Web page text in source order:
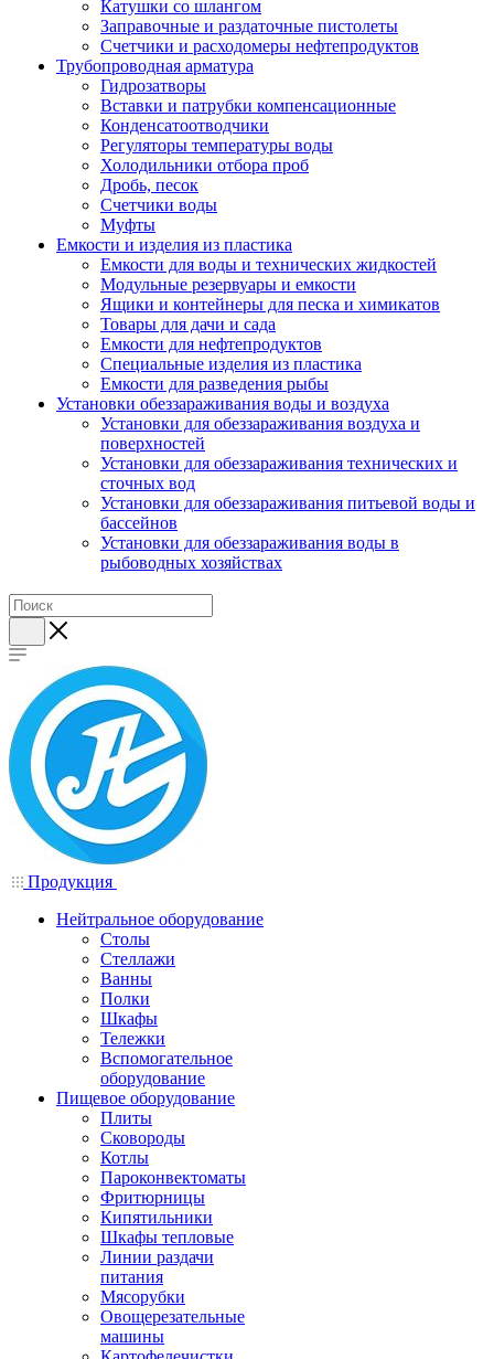
Катушки со шлангом
Заправочные и раздаточные пистолеты
Счетчики и расходомеры нефтепродуктов
Трубопроводная арматура
Гидрозатворы
Вставки и патрубки компенсационные
Конденсатоотводчики
Регуляторы температуры воды
Холодильники отбора проб
Дробь, песок
Счетчики воды
Муфты
Емкости и изделия из пластика
Емкости для воды и технических жидкостей
Модульные резервуары и емкости
Ящики и контейнеры для песка и химикатов
Товары для дачи и сада
Емкости для нефтепродуктов
Специальные изделия из пластика
Емкости для разведения рыбы
Установки обеззараживания воды и воздуха
Установки для обеззараживания воздуха и
поверхностей
Установки для обеззараживания технических и
сточных вод
Установки для обеззараживания питьевой воды и
бассейнов
Установки для обеззараживания воды в
рыбоводных хозяйствах
Продукция
Нейтральное оборудование
Столы
Стеллажи
Ванны
Полки
Шкафы
Тележки
Вспомогательное
оборудование
Пищевое оборудование
Плиты
Сковороды
Котлы
Пароконвектоматы
Фритюрницы
Кипятильники
Шкафы тепловые
Линии раздачи
питания
Мясорубки
Овощерезательные
машины